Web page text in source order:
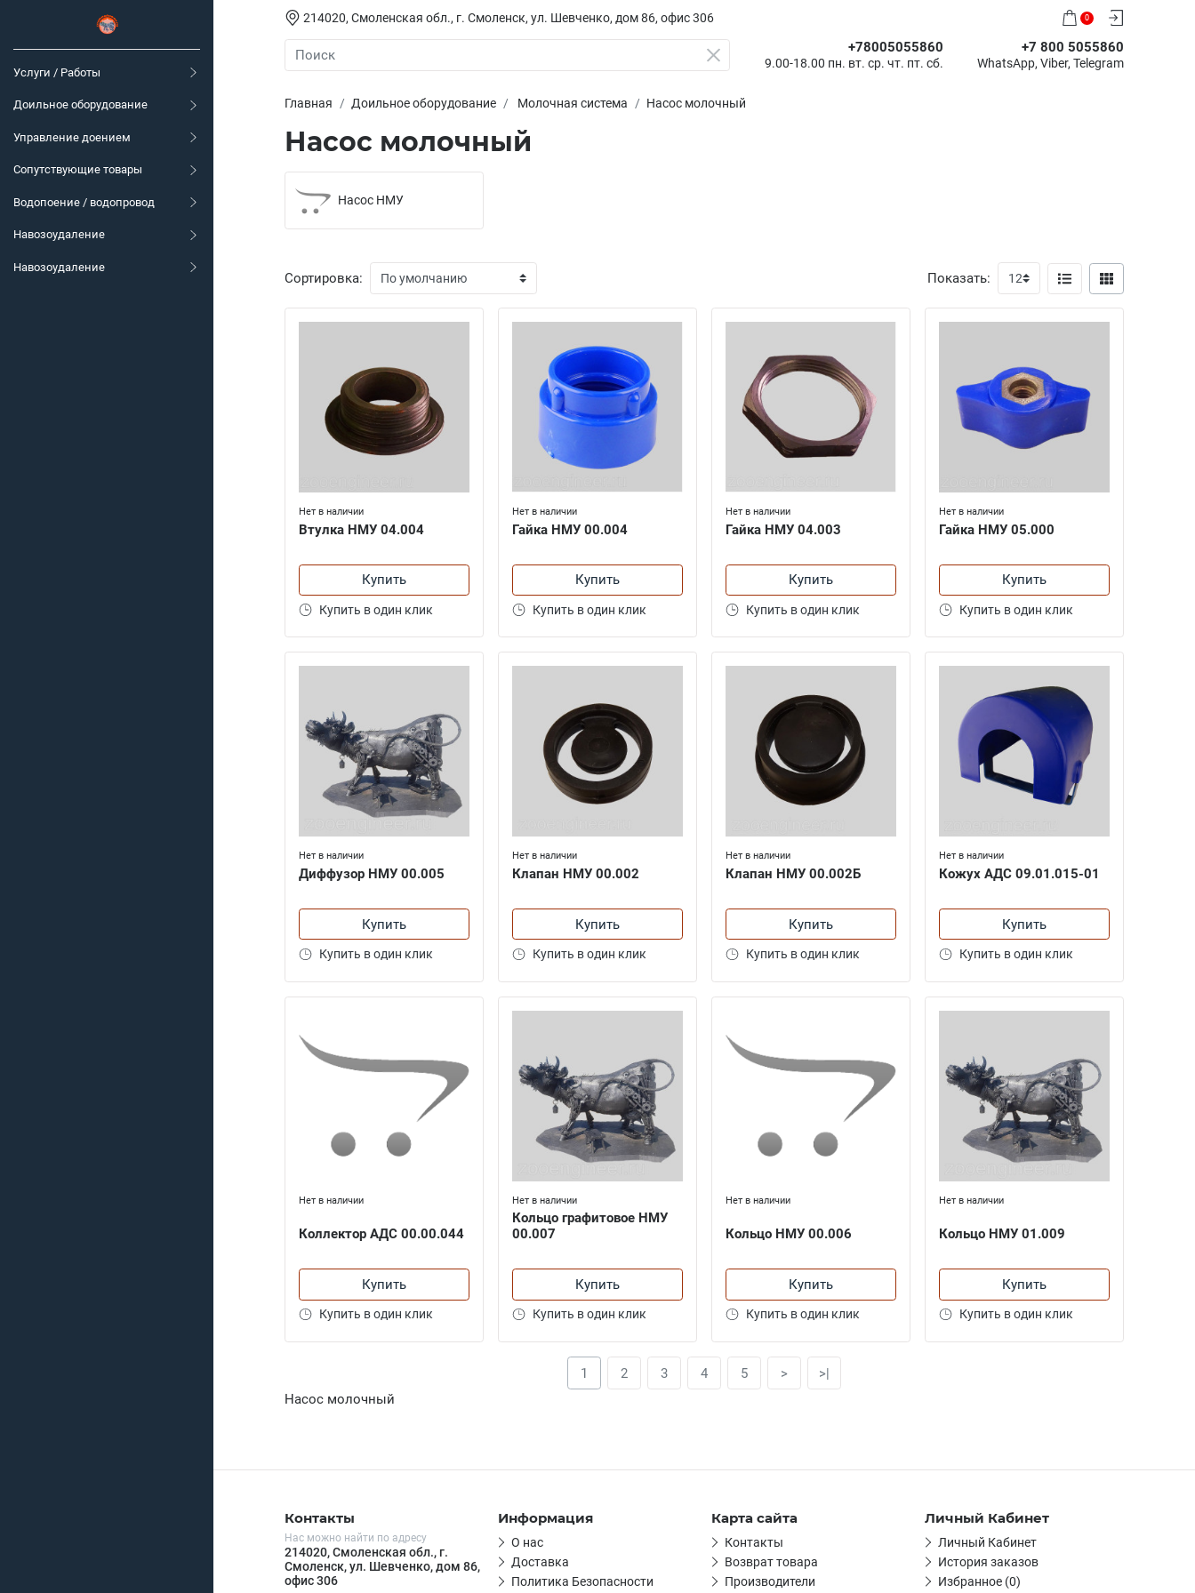
Услуги / Работы
Доильное оборудование
Управление доением
Сопутствующие товары
Водопоение / водопровод
Навозоудаление
Навозоудаление
214020, Смоленская обл., г. Смоленск, ул. Шевченко, дом 86, офис 306
+78005055860
9.00-18.00 пн. вт. ср. чт. пт. сб.
0
+7 800 5055860
WhatsApp, Viber, Telegram
Главная Доильное оборудование Молочная система Насос молочный
Насос молочный
Насос НМУ
Сортировка: Показать:
Нет в наличии
Втулка НМУ 04.004
Купить
Купить в один клик
Нет в наличии
Гайка НМУ 00.004
Купить
Купить в один клик
Нет в наличии
Гайка НМУ 04.003
Купить
Купить в один клик
Нет в наличии
Гайка НМУ 05.000
Купить
Купить в один клик
Нет в наличии
Диффузор НМУ 00.005
Купить
Купить в один клик
Нет в наличии
Клапан НМУ 00.002
Купить
Купить в один клик
Нет в наличии
Клапан НМУ 00.002Б
Купить
Купить в один клик
Нет в наличии
Кожух АДС 09.01.015-01
Купить
Купить в один клик
Нет в наличии
Коллектор АДС 00.00.044
Купить
Купить в один клик
Нет в наличии
Кольцо графитовое НМУ
00.007
Купить
Купить в один клик
Нет в наличии
Кольцо НМУ 00.006
Купить
Купить в один клик
Нет в наличии
Кольцо НМУ 01.009
Купить
Купить в один клик
1 2 3 4 5 >
>|
Насос молочный
Контакты
Нас можно найти по адресу
214020, Смоленская обл., г.
Смоленск, ул. Шевченко, дом 86,
офис 306
Информация
О нас
Доставка
Политика Безопасности
Карта сайта
Контакты
Возврат товара
Производители
Личный Кабинет
Личный Кабинет
История заказов
Избранное (0)